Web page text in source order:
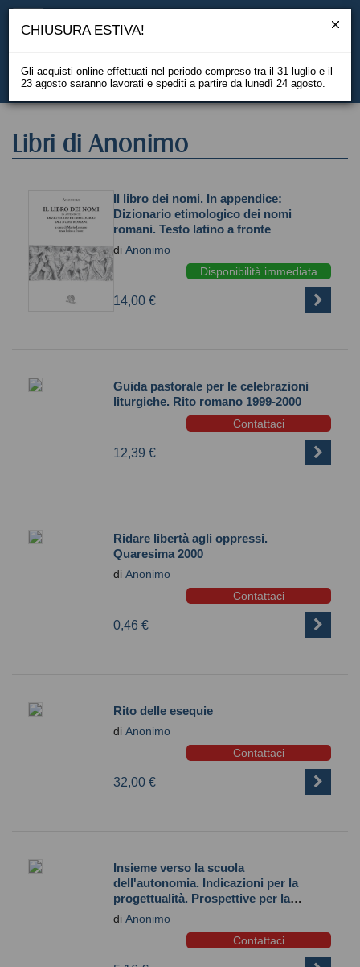
EN
Libri di Anonimo
Il libro dei nomi. In appendice:
Dizionario etimologico dei nomi
romani. Testo latino a fronte
di Anonimo
Disponibilità immediata
14,00 €
Guida pastorale per le celebrazioni
liturgiche. Rito romano 1999-2000
Contattaci
12,39 €
Ridare libertà agli oppressi.
Quaresima 2000
di Anonimo
Contattaci
0,46 €
Rito delle esequie
di Anonimo
Contattaci
32,00 €
Insieme verso la scuola
dell'autonomia. Indicazioni per la
progettualità. Prospettive per la
comunità cristiana. Sfida per una
di Anonimo
Contattaci
CHIUSURA ESTIVA!
Gli acquisti online effettuati nel periodo compreso tra il 31 luglio e il
23 agosto saranno lavorati e spediti a partire da lunedì 24 agosto.